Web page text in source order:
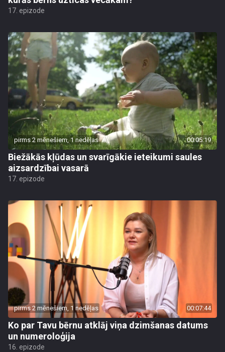
17. epizode
pirms 2 mēnešiem, 1 nedēļas 00:05:19
Biežākās kļūdas un svarīgākie ieteikumi saules
aizsardzībai vasarā
17. epizode
pirms 2 mēnešiem, 1 nedēļas 00:07:44
Ko par Tavu bērnu atklāj viņa dzimšanas datums
un numeroloģija
16. epizode